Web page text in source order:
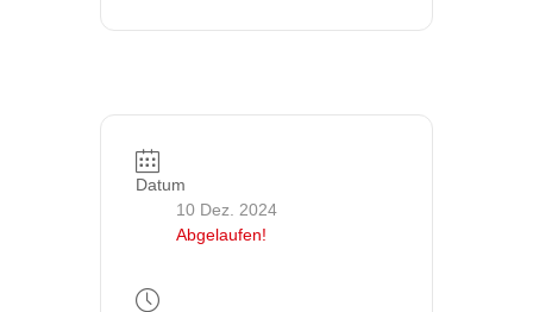
Datum
10 Dez. 2024
Abgelaufen!